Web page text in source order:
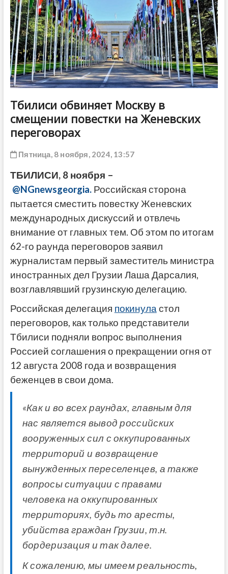
Тбилиси обвиняет Москву в
смещении повестки на Женевских
переговорах
Пятница, 8 ноября, 2024, 13:57
ТБИЛИСИ, 8 ноября –
@NGnewsgeorgia.Российская сторона
пытается сместить повестку Женевских
международных дискуссий и отвлечь
внимание от главных тем. Об этом по итогам
62-го раунда переговоров заявил
журналистам первый заместитель министра
иностранных дел Грузии Лаша Дарсалия,
возглавлявший грузинскую делегацию.
Российская делегация покинула стол
переговоров, как только представители
Тбилиси подняли вопрос выполнения
Россией соглашения о прекращении огня от
12 августа 2008 года и возвращения
беженцев в свои дома.
«Как и во всех раундах, главным для
нас является вывод российских
вооруженных сил с оккупированных
территорий и возвращение
вынужденных переселенцев, а также
вопросы ситуации с правами
человека на оккупированных
территориях, будь то аресты,
убийства граждан Грузии, т.н.
бордеризация и так далее.
К сожалению, мы имеем реальность,